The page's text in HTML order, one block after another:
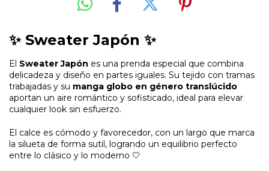
✨ Sweater Japón ✨
El Sweater Japón es una prenda especial que combina
delicadeza y diseño en partes iguales. Su tejido con tramas
trabajadas y su manga globo en género translúcido
aportan un aire romántico y sofisticado, ideal para elevar
cualquier look sin esfuerzo.
El calce es cómodo y favorecedor, con un largo que marca
la silueta de forma sutil, logrando un equilibrio perfecto
entre lo clásico y lo moderno 🤍